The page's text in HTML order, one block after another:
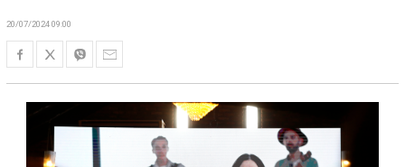
20/07/2024 09:00